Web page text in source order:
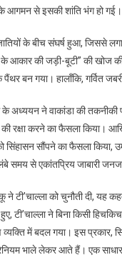
के आगमन से इसकी शांति भंग हो गई।
के बीच संघर्ष हुआ, जिससे
आकार की जड़ी-बूटी” की खोज
बन गया। हालाँकि, गर्वित
अध्ययन ने वाकांडा की तकनीकी
रक्षा करने का फैसला किया।
सिंहासन सौंपने का फैसला किया,
लंबे समय से एकांतप्रिय जाबारी
ने टी’चाल्ला को चुनौती दी,
टी’चाल्ला ने बिना किसी
व्यक्ति में बदल गया। इस
भाले लेकर आते हैं। एक